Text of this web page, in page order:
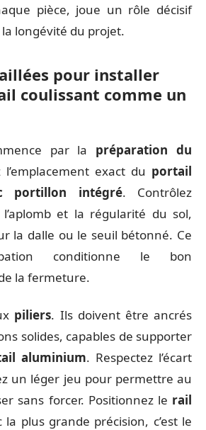
pièce, joue un rôle décisif
longévité du projet.
pour installer
coulissant comme un
par la préparation du
l’emplacement exact du portail
portillon intégré. Contrôlez
et la régularité du sol,
la dalle ou le seuil bétonné. Ce
conditionne le bon
la fermeture.
piliers. Ils doivent être ancrés
solides, capables de supporter
aluminium. Respectez l’écart
un léger jeu pour permettre au
sans forcer. Positionnez le rail
la plus grande précision, c’est le